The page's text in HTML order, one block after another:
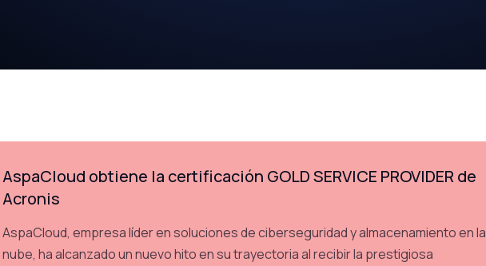
AspaCloud obtiene la certificación GOLD SERVICE PROVIDER de
Acronis
AspaCloud, empresa líder en soluciones de ciberseguridad y almacenamiento en la
nube, ha alcanzado un nuevo hito en su trayectoria al recibir la prestigiosa